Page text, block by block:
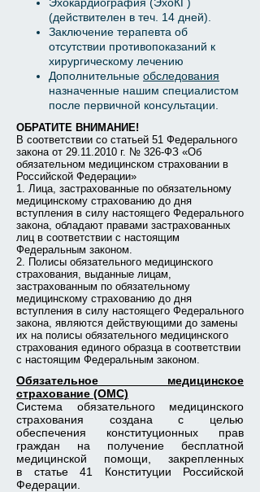
(действителен в теч. 14 дней).
Заключение терапевта об
отсутствии противопоказаний к
хирургическому лечению
Дополнительные обследования
назначенные нашим специалистом
после первичной консультации.
ОБРАТИТЕ ВНИМАНИЕ!
В соответствии со статьей 51 Федерального
закона от 29.11.2010 г. № 326-ФЗ «Об
обязательном медицинском страховании в
Российской Федерации»
1. Лица, застрахованные по обязательному
медицинскому страхованию до дня
вступления в силу настоящего Федерального
закона, обладают правами застрахованных
лиц в соответствии с настоящим
Федеральным законом.
2. Полисы обязательного медицинского
страхования, выданные лицам,
застрахованным по обязательному
медицинскому страхованию до дня
вступления в силу настоящего Федерального
закона, являются действующими до замены
их на полисы обязательного медицинского
страхования единого образца в соответствии
с настоящим Федеральным законом.
Обязательное медицинское
страхование (ОМС)
Система обязательного медицинского
страхования создана с целью
обеспечения конституционных прав
граждан на получение бесплатной
медицинской помощи, закрепленных
в статье 41 Конституции Российской
Федерации.